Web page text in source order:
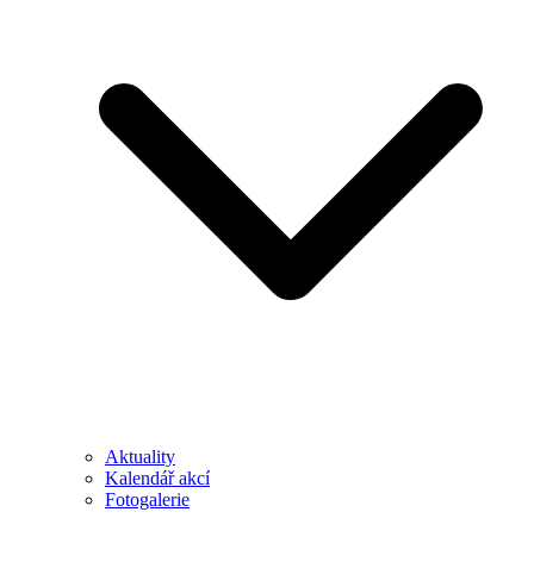
Aktuality
Kalendář akcí
Fotogalerie